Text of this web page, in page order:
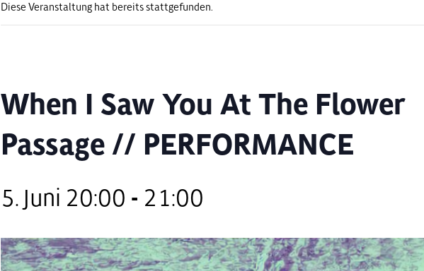
Diese Veranstaltung hat bereits stattgefunden.
When I Saw You At The Flower
Passage // PERFORMANCE
5. Juni 20:00 - 21:00